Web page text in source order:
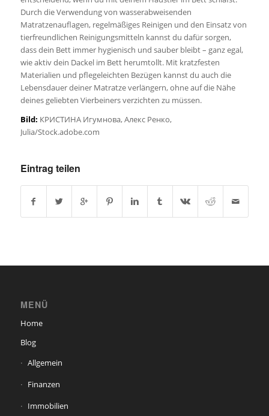
Durch die Verwendung von wasserabweisenden
Matratzenauflagen, regelmäßiges Reinigen und den Einsatz von
tierfreundlichen Reinigungsmitteln kannst du dafür sorgen,
dass dein Bett immer hygienisch und sauber bleibt – ganz egal,
wie aktiv dein Dackel im Bett herumtollt. Mit kratzfesten
Materialien und pflegeleichten Bezügen kannst du auch die
Lebensdauer deiner Matratze verlängern, ohne auf die Nähe
deines geliebten Vierbeiners verzichten zu müssen.
Bild: КРИСТИНА Игумнова, Алекс Ренко,
Julia/Stock.adobe.com
Eintrag teilen
MENÜ
Home
Blog
Allgemein
Finanzen
Immobilien